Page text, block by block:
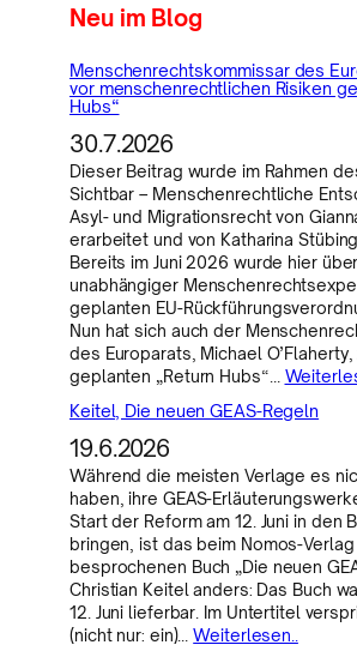
Neu im Blog
Menschenrechtskommissar des
vor menschenrechtlichen Risiken
Hubs“
30.7.2026
Dieser Beitrag wurde im Rahmen
Sichtbar – Menschenrechtliche
Asyl- und Migrationsrecht von
erarbeitet und von Katharina
Bereits im Juni 2026 wurde hier
unabhängiger
geplanten EU-
Nun hat sich auch der
des Europarats, Michael O’Flaherty,
geplanten „Return Hubs“…
Keitel, Die neuen GEAS-Regeln
19.6.2026
Während die meisten Verlage es
haben, ihre GEAS-
Start der Reform am 12. Juni in den
bringen, ist das beim Nomos-
besprochenen Buch „Die neuen
Christian Keitel anders: Das Buch
12. Juni lieferbar. Im Untertitel
(nicht nur: ein)…Weiterlesen..